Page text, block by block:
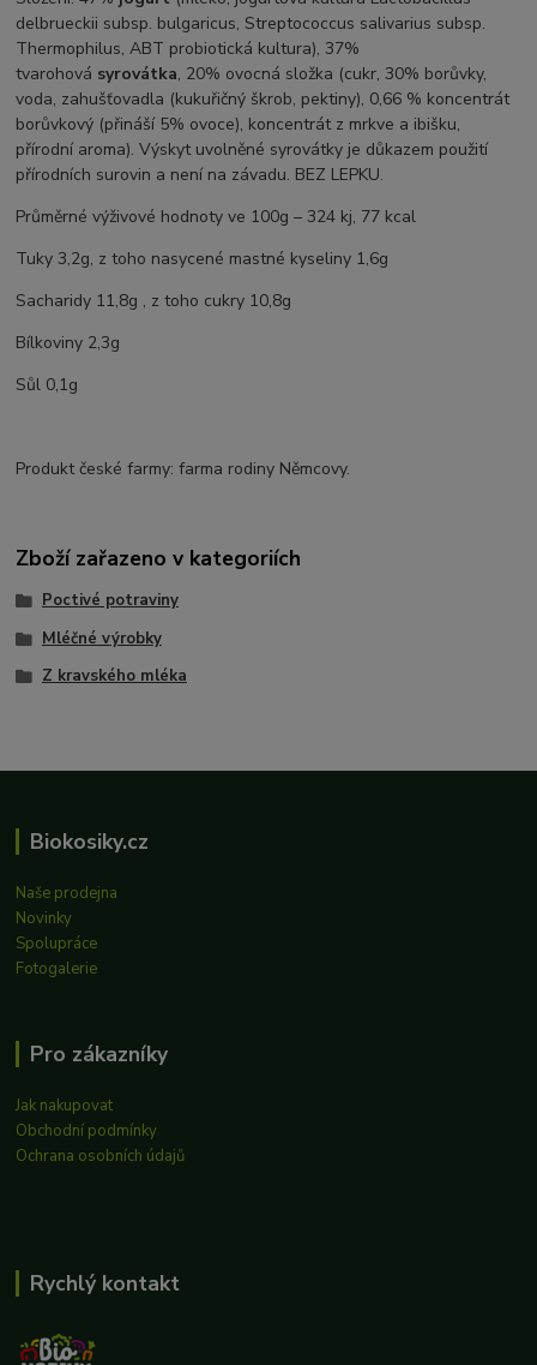
delbrueckii subsp. bulgaricus, Streptococcus salivarius subsp.
Thermophilus, ABT probiotická kultura), 37%
tvarohová syrovátka, 20% ovocná složka (cukr, 30% borůvky,
voda, zahušťovadla (kukuřičný škrob, pektiny), 0,66 % koncentrát
borůvkový (přináší 5% ovoce), koncentrát z mrkve a ibišku,
přírodní aroma). Výskyt uvolněné syrovátky je důkazem použití
přírodních surovin a není na závadu. BEZ LEPKU.
Průměrné výživové hodnoty ve 100g – 324 kj, 77 kcal
Tuky 3,2g, z toho nasycené mastné kyseliny 1,6g
Sacharidy 11,8g , z toho cukry 10,8g
Bílkoviny 2,3g
Sůl 0,1g
Produkt české farmy: farma rodiny Němcovy.
Zboží zařazeno v kategoriích
Poctivé potraviny
Mléčné výrobky
Z kravského mléka
Biokosiky.cz
Naše prodejna
Novinky
Spolupráce
Fotogalerie
Pro zákazníky
Jak nakupovat
Obchodní podmínky
Ochrana osobních údajů
Rychlý kontakt